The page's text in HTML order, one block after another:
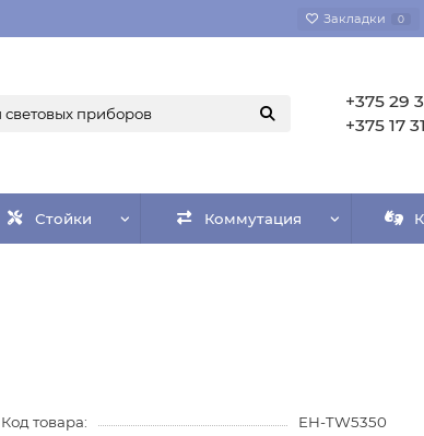
Закладки 0
+375 29
+375 17
Стойки Коммутация
Код товара:
EH-TW5350